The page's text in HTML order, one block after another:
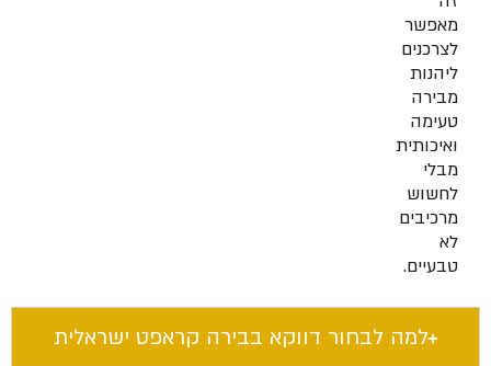
מאפשר
לצרכנים
ליהנות
מבירה
טעימה
ואיכותית
מבלי
לחשוש
מרכיבים
לא
טבעיים.
למה לבחור דווקא בבירה קראפט ישראלית​